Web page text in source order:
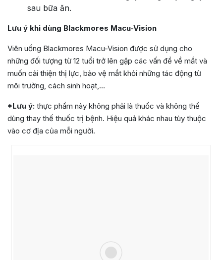
sau bữa ăn.
Lưu ý khi dùng Blackmores Macu-Vision
Viên uống Blackmores Macu-Vision được sử dụng cho
những đối tượng từ 12 tuổi trở lên gặp các vấn đề về mắt và
muốn cải thiện thị lực, bảo vệ mắt khỏi những tác động từ
môi trường, cách sinh hoạt,…
*Lưu ý: thực phẩm này không phải là thuốc và không thể
dùng thay thế thuốc trị bệnh. Hiệu quả khác nhau tùy thuộc
vào cơ địa của mỗi người.